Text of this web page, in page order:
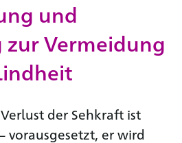
und
Vermeidung
der Sehkraft ist
vorausgesetzt, er wird